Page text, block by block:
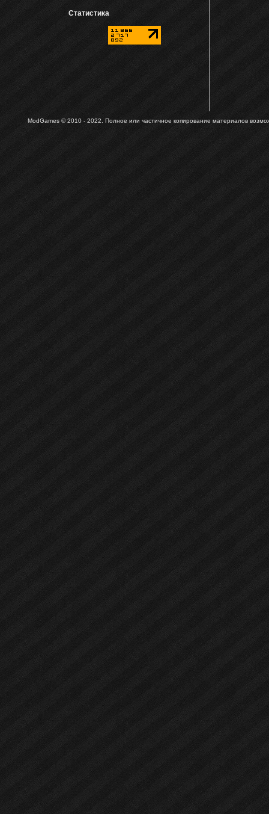
Статистика
ModGames © 2010 - 2022. Полное или частичное копирование материалов